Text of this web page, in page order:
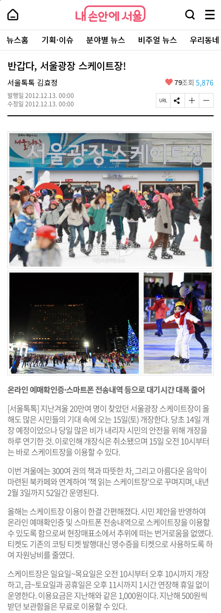
본
로
가
내
손
안
에
서
울
-
서
울
시
대
표
소
포
내
손
에
울
검
창
열
기
메
뉴
전
체
보
주
요
서
뉴스홈 기획·이슈 분야별 뉴스 비주얼 뉴스 우리동
반갑다, 서울광장 스케이트장!
서울톡톡 김효정
발행일 2012.12.13. 00:00
수정일 2012.12.13. 00:00
좋
요
79조회 5,876
페
이
U
R
L
복
사
S
N
공
유
하
기
글
자
기
크
게
변
경
하
기
글
자
기
작
게
경
하
기
온라인 예매확인증·스마트폰 전송내역 등으로 대기시간 대폭 줄어
[서울톡톡] 지난겨울 20만여 명이 찾았던 서울광장 스케이트장이 올
해도 많은 시민들의 기대 속에 오는 15일(토) 개장한다. 당초 14일 개
장 예정이었으나 당일 많은 비가 내리자 시민의 안전을 위해 개장을
하루 연기한 것. 이로인해 개장식은 취소됐으며 15일 오전 10시부터
는 바로 스케이트장을 이용할 수 있다.
이번 겨울에는 300여 권의 책과 따뜻한 차, 그리고 아름다운 음악이
마련된 북카페와 연계하여 '책 읽는 스케이트장'으로 꾸며지며, 내년
2월 3일까지 52일간 운영된다.
올해는 스케이트장 이용이 한결 간편해졌다. 시민 제안을 반영하여
온라인 예매확인증 및 스마트폰 전송내역으로 스케이트장을 이용할
수 있도록 함으로써 현장매표소에서 추위에 떠는 번거로움을 없앴다.
티켓도 기존의 코팅 티켓 발행대신 영수증을 티켓으로 사용하도록 하
여 자원낭비를 줄였다.
스케이트장은 일요일~목요일은 오전 10시부터 오후 10시까지 개장
하고, 금~토요일과 공휴일은 오후 11시까지 1시간 연장해 휴일 없이
운영한다. 이용요금은 지난해와 같은 1,000원이다. 지난해 500원씩
받던 보관함을은 무료로 이용할 수 있다.
페
상
단
로